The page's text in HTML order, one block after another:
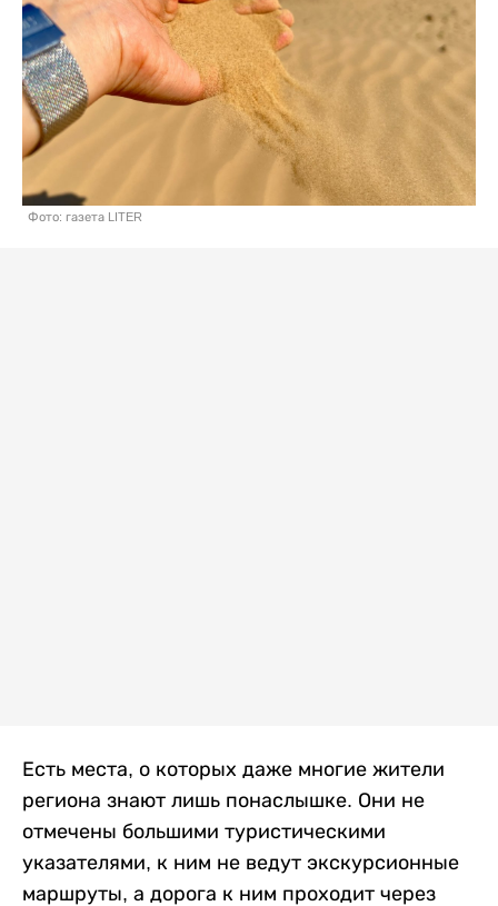
Фото: газета LITER
Есть места, о которых даже многие жители
региона знают лишь понаслышке. Они не
отмечены большими туристическими
указателями, к ним не ведут экскурсионные
маршруты, а дорога к ним проходит через